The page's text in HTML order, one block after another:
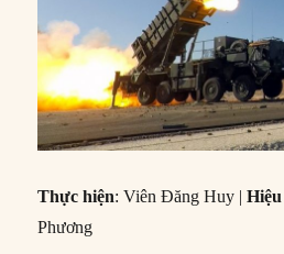
Thực hiện: Viên Đăng Huy |
Phương